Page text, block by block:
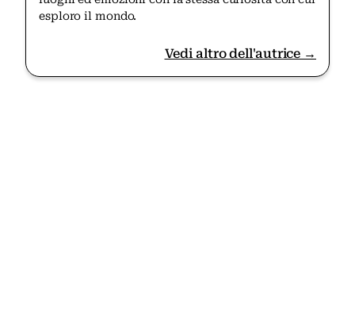
esploro il mondo.
Vedi altro dell'autrice →